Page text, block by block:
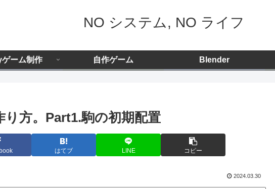
NO システム, NO ライフ
ーム制作 自作ゲーム Blender
方。Part1.駒の初期配置
はてブ LINE コピー
2024.03.30